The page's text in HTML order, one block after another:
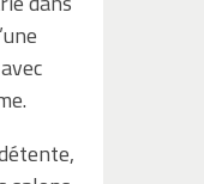
avec